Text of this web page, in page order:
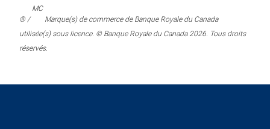
® /
MC
Marque(s) de commerce de Banque Royale du Canada
utilisée(s) sous licence. © Banque Royale du Canada 2026. Tous droits
réservés.